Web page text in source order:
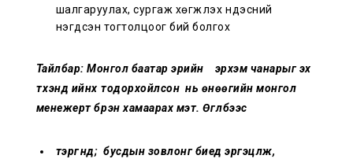
шалгаруулах, сургаж хөгжүүлэх үндэсний
нэгдсэн тогтолцоог бий болгох
Тайлбар: Монгол баатар эрийн эрхэм чанарыг эх
түүхэнд ийнхүү тодорхойлсон нь өнөөгийн монгол
менежерт бүрэн хамаарах мэт. Өгүүлбээс
тэргүүнд; бусдын зовлонг биед эргэцүүлж,